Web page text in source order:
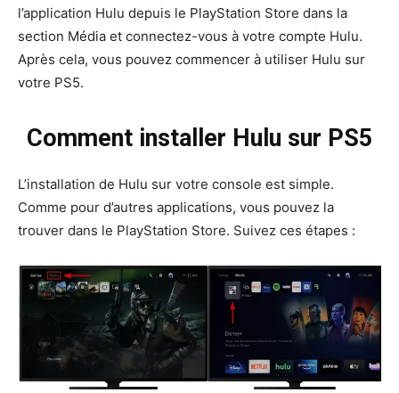
l’application Hulu depuis le PlayStation Store dans la
section Média et connectez-vous à votre compte Hulu.
Après cela, vous pouvez commencer à utiliser Hulu sur
votre PS5.
Comment installer Hulu sur PS5
L’installation de Hulu sur votre console est simple.
Comme pour d’autres applications, vous pouvez la
trouver dans le PlayStation Store. Suivez ces étapes :